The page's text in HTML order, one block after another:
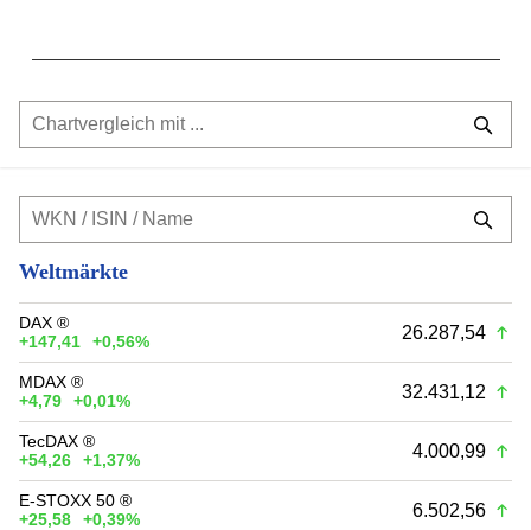
Weltmärkte
DAX ®
+147,41
+0,56% 26.287,54
MDAX ®
+4,79
+0,01% 32.431,12
TecDAX ®
+54,26
+1,37% 4.000,99
E-STOXX 50 ®
+25,58
+0,39% 6.502,56